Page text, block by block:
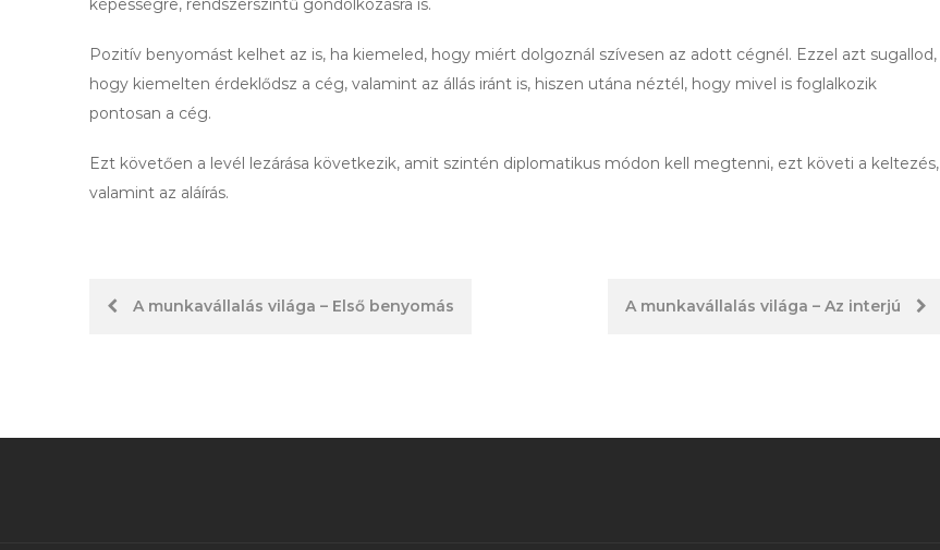
képességre, rendszerszintű gondolkozásra is.
Pozitív benyomást kelhet az is, ha kiemeled, hogy miért dolgoznál szívesen az adott cégnél. Ezzel azt sugallod,
hogy kiemelten érdeklődsz a cég, valamint az állás iránt is, hiszen utána néztél, hogy mivel is foglalkozik
pontosan a cég.
Ezt követően a levél lezárása következik, amit szintén diplomatikus módon kell megtenni, ezt követi a keltezés,
valamint az aláírás.
Hozzászólás
A munkavállalás világa – Első benyomás A munkavállalás világa – Az interjú